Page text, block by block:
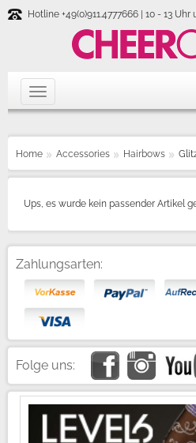
Hotline +49(0)911.4777666 | 10 - 13 Uhr
Home Accessories Hairbows
Ups, es wurde kein passender Artikel
Zahlungsarten:
Folge uns: